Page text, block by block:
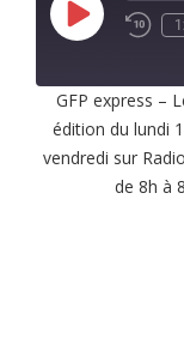
Play
Episode
RSS FEED
SHARE
GFP express –
édition du lundi
vendredi sur
de 8h à